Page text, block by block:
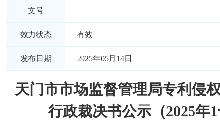
文号
效力状态 有效
发布日期 2025年05月14日
天门市市场监督管理局专利侵
行政裁决书公示（2025年